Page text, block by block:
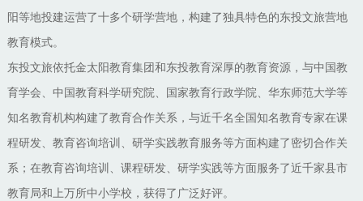
阳等地投建运营了十多个研学营地，构建了独具特色的东投文旅营地
教育模式。
东投文旅依托金太阳教育集团和东投教育深厚的教育资源，与中国教
育学会、中国教育科学研究院、国家教育行政学院、华东师范大学等
知名教育机构构建了教育合作关系，与近千名全国知名教育专家在课
程研发、教育咨询培训、研学实践教育服务等方面构建了密切合作关
系；在教育咨询培训、课程研发、研学实践等方面服务了近千家县市
教育局和上万所中小学校，获得了广泛好评。